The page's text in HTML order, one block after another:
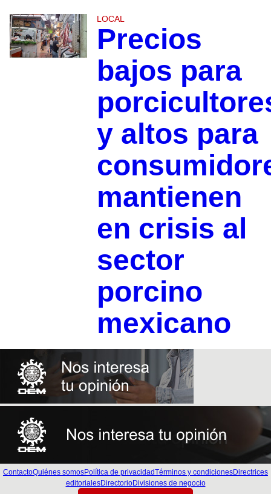
LOCAL
Precios
bajos para
y altos para
mantienen
en crisis al
sector
porcino
mexicano
ContactoQuiénes somosPolítica de privacidadTérminos y condicionesDirectrices
editorialesDirectorioDivisiones de negocio